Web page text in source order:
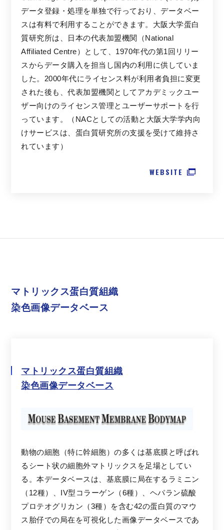
データ登録・処理を単独で行っており、データベー
スは有料で利用することができます。大阪大学蛋白
質研究所は、日本の代表加盟機関（National
Affiliated Centre）として、1970年代の第1回リリー
スからデータ購入を担当し国内の利用に供していま
した。2000年代にライセンス料が利用者負担に変更
された後も、代表加盟機関としてアカデミックユー
ザー向けのライセンス管理とユーザーサポートを行
っています。（NACとしての活動と大阪大学学内向
けサービスは、蛋白質研究所の支援を受けて維持さ
れています）
WEBSITE
マトリックス蛋白質組織
染色画像データベース
マトリックス蛋白質組織
染色画像データベース
動物の細胞（特に幹細胞）の多くは基底膜と呼ばれ
るシート状の細胞外マトリックスを足場としてい
る。本データベースは、基底膜に局在するラミニン
（12種）、IV型コラーゲン（6種）、ヘパラン硫酸
プロテオグリカン（3種）を含む42の蛋白質のマウ
ス胎仔での局在を可視化した画像データベースであ